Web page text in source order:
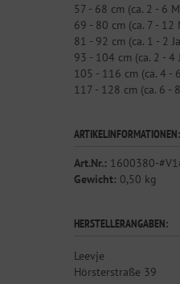
57 - 68 cm (ca. 2 - 6
69 - 80 cm (ca. 7 -
81 - 92 cm (ca. 1 - 2
93 - 104 cm (ca. 2 -
105 - 116 cm (ca. 4 -
117 - 128 cm (ca. 6 -
ARTIKELINFORMATIONEN:
Art.Nr.: 1600380-
Gewicht: 0,50 kg
HERSTELLERANGABEN:
Leevje
Hörsterstraße 39